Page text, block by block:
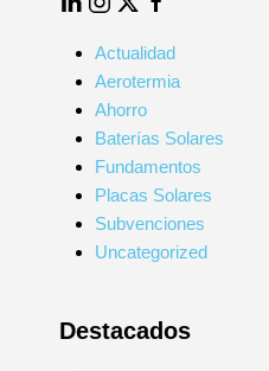
Actualidad
Aerotermia
Ahorro
Baterías Solares
Fundamentos
Placas Solares
Subvenciones
Uncategorized
Destacados